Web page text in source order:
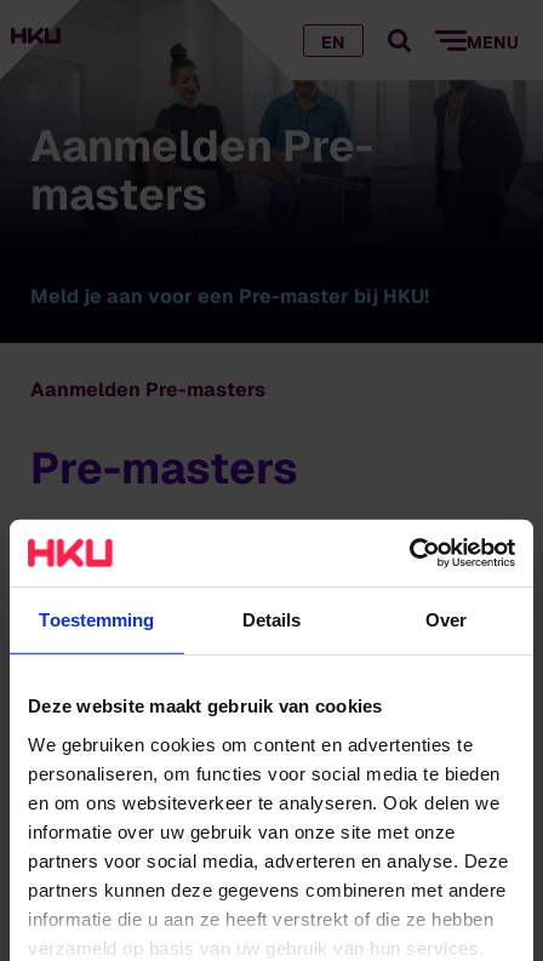
Toestemming Details Over
Deze website maakt gebruik van cookies
We gebruiken cookies om content en advertenties te
personaliseren, om functies voor social media te bieden
en om ons websiteverkeer te analyseren. Ook delen we
informatie over uw gebruik van onze site met onze
partners voor social media, adverteren en analyse. Deze
partners kunnen deze gegevens combineren met andere
informatie die u aan ze heeft verstrekt of die ze hebben
verzameld op basis van uw gebruik van hun services.
EN MENU
Aanmelden Pre-
masters
Meld je aan voor een Pre-master bij HKU!
Aanmelden Pre-masters
Pre-masters
Aanmelden Pre-master HKU
Utrechts Conservatorium
aanmeldingsprocedure voor de reguliere
Masteropleiding. Je kunt in Studielink een 'verzoek
tot inschrijving' doen voor de Master of Music
(Performance). In de vragenlijst en tijdens je
praktijktoelating geef je aan dat je toelating wilt doen
voor de Pre-master.
Aanmelden Pre-master